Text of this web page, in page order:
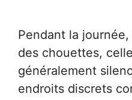
Pendant la
des chouettes,
généralement
endroits discrets